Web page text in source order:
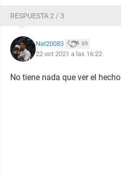
RESPUESTA 2 / 3
Nat20083 69
22 oct 2021 a las 16:22
No tiene nada que ver el